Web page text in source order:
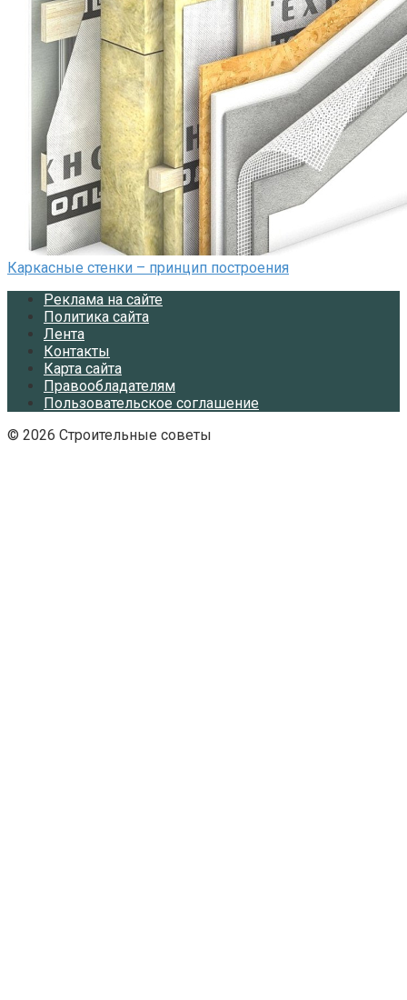
Каркасные стенки – принцип построения
Реклама на сайте
Политика сайта
Лента
Контакты
Карта сайта
Правообладателям
Пользовательское соглашение
© 2026 Строительные советы